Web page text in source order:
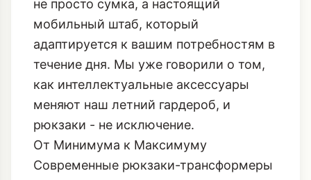
Завершающий штрих к образу
интеллектуальной мобильности - это,
безусловно, рюкзак-трансформер. Он -
не просто сумка, а настоящий
мобильный штаб, который
адаптируется к вашим потребностям в
течение дня. Мы уже говорили о том,
какинтеллектуальные аксессуары
меняют наш летний гардероб, и